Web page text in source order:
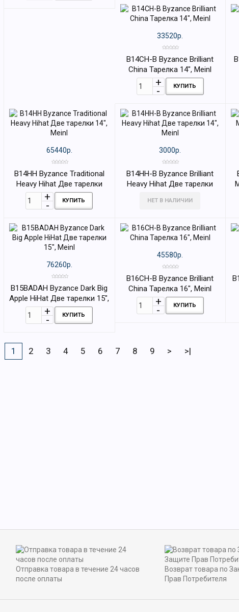
33520р.
B14CH-B Byzance Brilliant
China Тарелка 14", Meinl
КУПИТЬ
65440р.
B14HH Byzance Traditional
Heavy Hihat Две тарелки
14", Meinl
КУПИТЬ
3000р.
B14HH-B Byzance Brilliant
Heavy Hihat Две тарелки
НЕТ В НАЛИЧИИ
76260р.
B15BADAH Byzance Dark Big
Apple HiHat Две тарелки 15",
Meinl
КУПИТЬ
45580р.
B16CH-B Byzance Brilliant
China Тарелка 16", Meinl
КУПИТЬ
1 2 3 4 5 6 7 8 9 > >|
Отправка товара в течение 24 часов
после оплаты
Возврат товара по
Прав Потребителя